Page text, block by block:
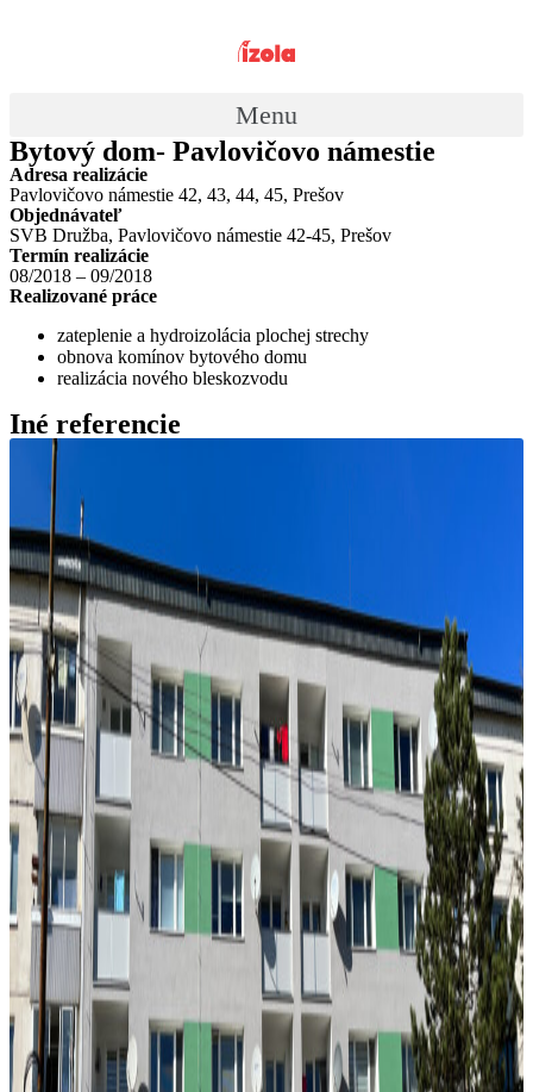
Menu
Bytový dom- Pavlovičovo námestie
Adresa realizácie
Pavlovičovo námestie 42, 43, 44, 45, Prešov
Objednávateľ
SVB Družba, Pavlovičovo námestie 42-45, Prešov
Termín realizácie
08/2018 – 09/2018
Realizované práce
zateplenie a hydroizolácia plochej strechy
obnova komínov bytového domu
realizácia nového bleskozvodu
Iné referencie